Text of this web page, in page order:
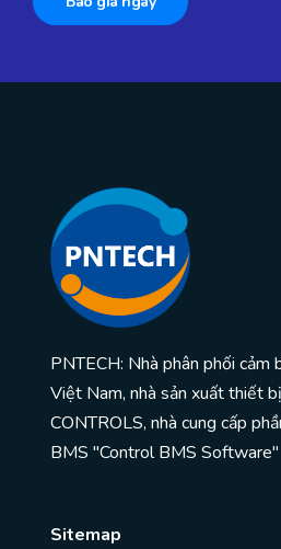
PNTECH: Nhà phân phối cảm
Việt Nam, nhà sản xuất thiết
CONTROLS, nhà cung cấp
BMS "Control BMS Software"
Sitemap